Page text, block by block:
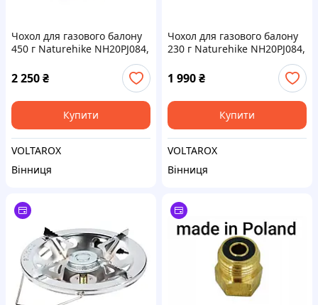
Чохол для газового балону
450 г Naturehike NH20PJ084,
2 250₴
Купити
VOLTAROX
Вінниця
Чохол для газового балону
230 г Naturehike NH20PJ084,
1 990₴
Купити
VOLTAROX
Вінниця